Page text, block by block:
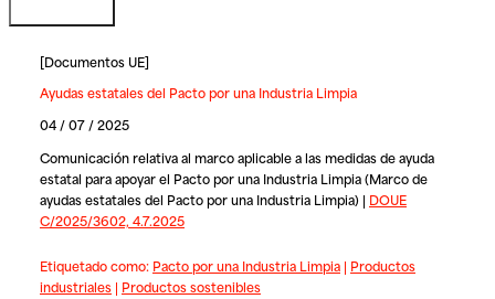
[Documentos UE]
Ayudas estatales del Pacto por una Industria Limpia
04 / 07 / 2025
Comunicación relativa al marco aplicable a las medidas de ayuda
estatal para apoyar el Pacto por una Industria Limpia (Marco de
ayudas estatales del Pacto por una Industria Limpia) | DOUE
C/2025/3602, 4.7.2025
Etiquetado como: Pacto por una Industria Limpia| Productos
industriales| Productos sostenibles